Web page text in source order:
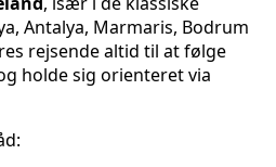
Antalya, Marmaris, Bodrum
rejsende altid til at følge
holde sig orienteret via